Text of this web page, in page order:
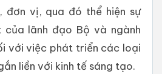
đơn vị, qua đó thể hiện sự
của lãnh đạo Bộ và ngành
với việc phát triển các loại
liền với kinh tế sáng tạo.